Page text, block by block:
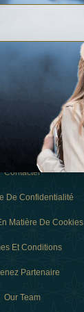
De Nous
De Vacances
Contacter
De Confidentialité
Matière De Cookies
Et Conditions
Partenaire
Our Team